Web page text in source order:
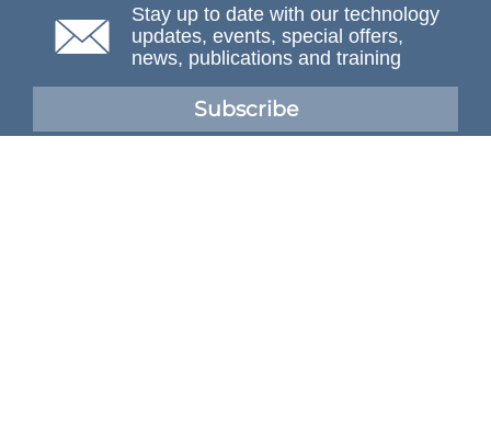
Stay up to date with our technology
updates, events, special offers,
news, publications and training
Subscribe